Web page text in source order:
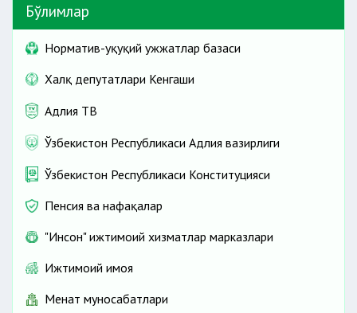
Бўлимлар
Норматив-ҳуқуқий ҳужжатлар базаси
Халқ депутатлари Кенгаши
Адлия ТВ
Ўзбекистон Республикаси Адлия вазирлиги
Ўзбекистон Республикаси Конституцияси
Пенсия ва нафақалар
"Инсон" ижтимоий хизматлар марказлари
Ижтимоий ҳимоя
Меҳнат муносабатлари